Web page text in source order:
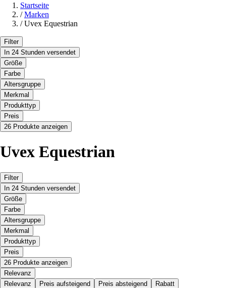
Startseite
/ Marken
/ Uvex Equestrian
Filter
In 24 Stunden versendet
Größe
Farbe
Altersgruppe
Merkmal
Produkttyp
Preis
26 Produkte anzeigen
Uvex Equestrian
Filter
In 24 Stunden versendet
Größe
Farbe
Altersgruppe
Merkmal
Produkttyp
Preis
26 Produkte anzeigen
Relevanz
Relevanz
Preis aufsteigend Preis absteigend Rabatt